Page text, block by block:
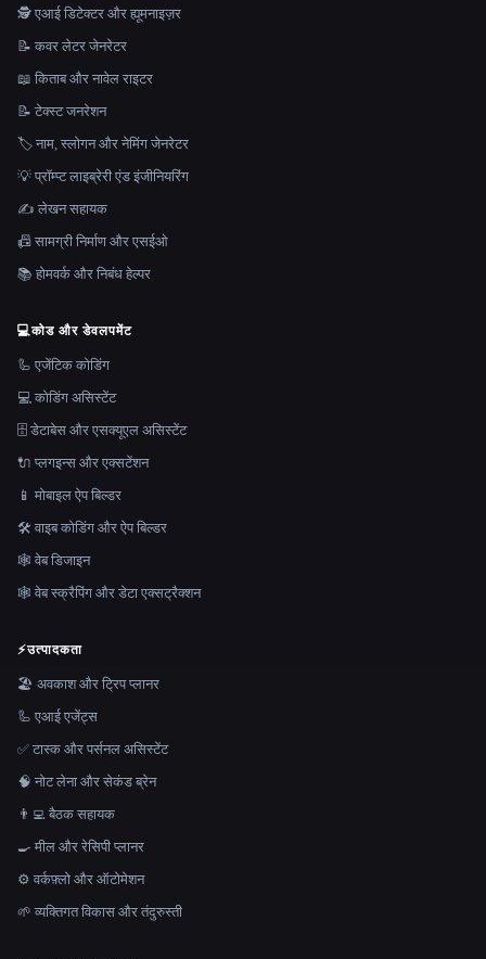
🕵️ एआई डिटेक्टर और ह्यूमनाइज़र
📝 कवर लेटर जेनरेटर
📖 किताब और नावेल राइटर
📝 टेक्स्ट जनरेशन
🏷️ नाम, स्लोगन और नेमिंग जेनरेटर
💡 प्रॉम्प्ट लाइब्रेरी एंड इंजीनियरिंग
✍️ लेखन सहायक
📠 सामग्री निर्माण और एसईओ
📚 होमवर्क और निबंध हेल्पर
💻कोड और डेवलपमेंट
🦾 एजेंटिक कोडिंग
💻 कोडिंग असिस्टेंट
🗄️ डेटाबेस और एसक्यूएल असिस्टेंट
🔌 प्लगइन्स और एक्सटेंशन
📱 मोबाइल ऐप बिल्डर
🛠️ वाइब कोडिंग और ऐप बिल्डर
🕸 वेब डिजाइन
🕸️ वेब स्क्रैपिंग और डेटा एक्सट्रैक्शन
⚡उत्पादकता
🏖 अवकाश और ट्रिप प्लानर
🦾 एआई एजेंट्स
✅ टास्क और पर्सनल असिस्टेंट
🧠 नोट लेना और सेकंड ब्रेन
👨‍💻 बैठक सहायक
🍳 मील और रेसिपी प्लानर
⚙️ वर्कफ़्लो और ऑटोमेशन
🌱 व्यक्तिगत विकास और तंदुरुस्ती